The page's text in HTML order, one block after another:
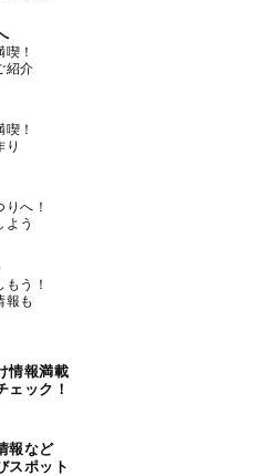
！
紹介
！
り
へ！
よう
う！
報も
情報満載
ェック！
報など
スポット